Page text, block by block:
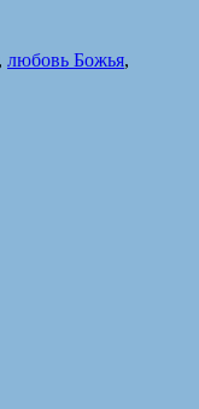
любовь Божья,